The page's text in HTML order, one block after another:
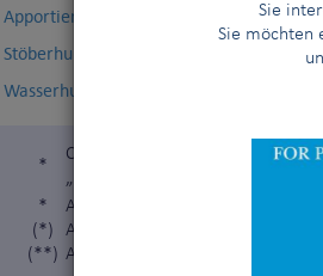
Sie
Sie möchten
Apportierhunde
Stöberhunde
Wasserhunde
*
Certificat d'Aptitude au
„Internationaler
*
(*)
(**)
Arbeitsprüfung vorgeschrieben
Arbeitprüfung nur für die
Arbeitsprüfung nur für die